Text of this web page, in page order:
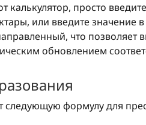
калькулятор, просто
или введите значение
что
обновлением
следующую формулу для